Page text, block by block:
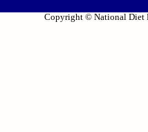
Copyright © National Diet